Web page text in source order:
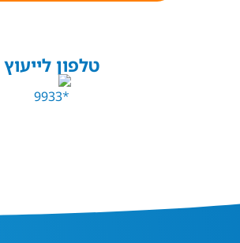
טלפון לייעוץ